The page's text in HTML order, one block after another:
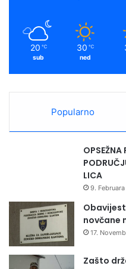
20 ℃
sub
30 ℃
ned
Popularno
LICA
9.
novčane
17.
Zašto